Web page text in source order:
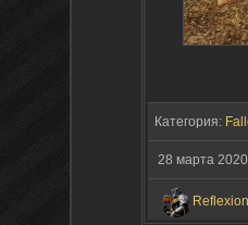
Категория:
28 марта 2020
Reflexion